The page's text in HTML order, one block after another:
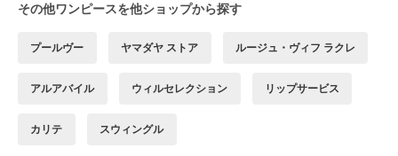
その他ワンピースを他ショップから探す
プールヴー ヤマダヤ ストア ルージュ・ヴィフ ラクレ
アルアバイル ウィルセレクション リップサービス
カリテ スウィングル